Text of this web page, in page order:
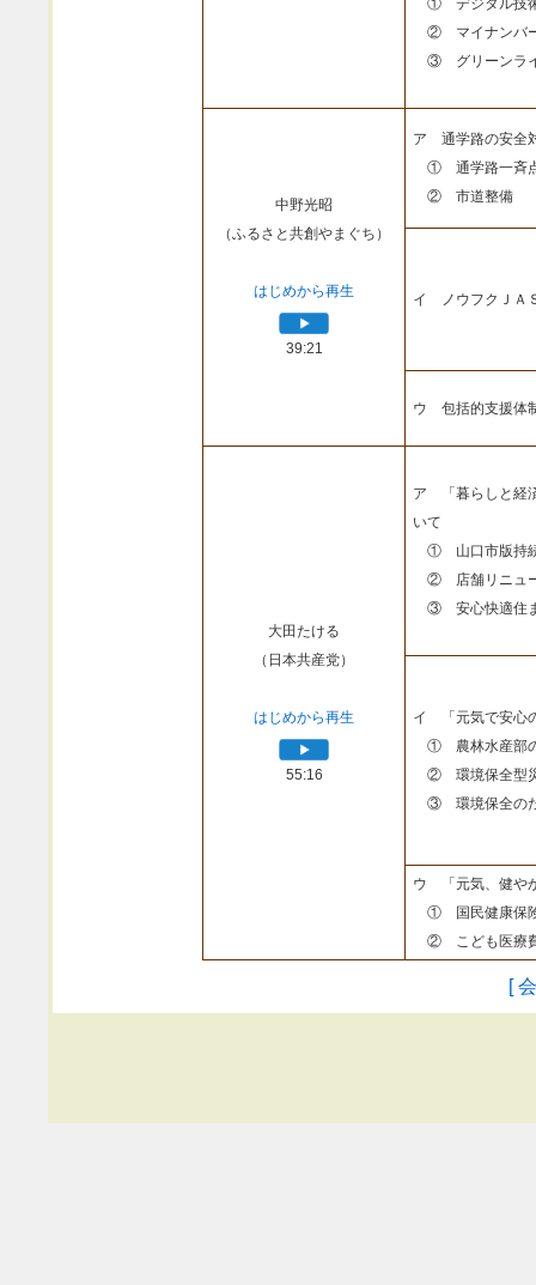
① デジタル技
② マイナンバ
③ グリーンライ
中野光昭
（ふるさと共創やまぐち）
はじめから再生
39:21
ア 通学路の安全
① 通学路一斉
② 市道整備
イ ノウフクＪＡ
ウ 包括的支援体
大田たける
（日本共産党）
はじめから再生
55:16
ア 「暮らしと経
いて
① 山口市版持続
② 店舗リニュー
③ 安心快適住ま
イ 「元気で安心
① 農林水産部
② 環境保全型
③ 環境保全のた
ウ 「元気、健や
① 国民健康保険
② こども医療費
[